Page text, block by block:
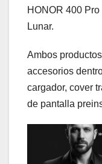
HONOR 400
Lunar.
Ambos
accesorios
cargador, cover
de pantalla